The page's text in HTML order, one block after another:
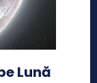
Lună